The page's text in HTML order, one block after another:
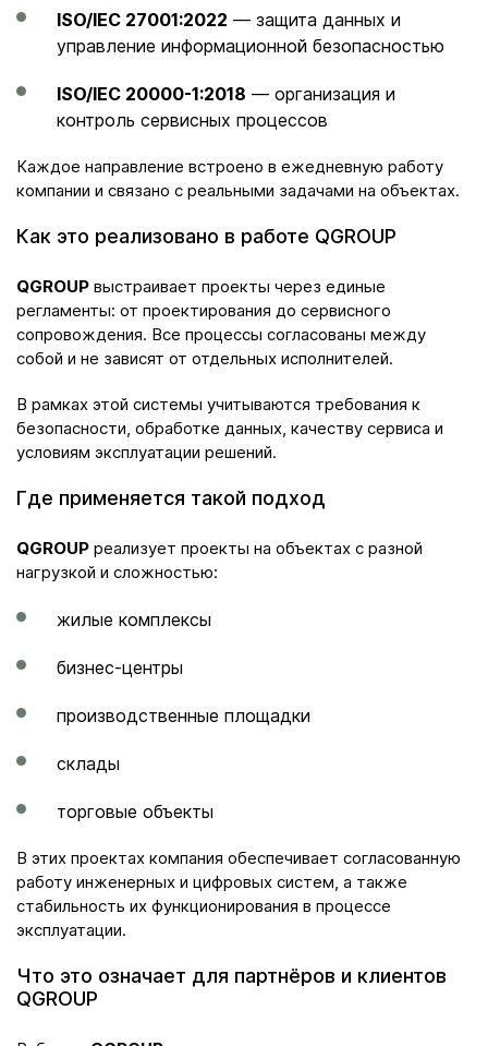
ISO/IEC 27001:2022 — защита данных и
управление информационной безопасностью
ISO/IEC 20000-1:2018 — организация и
контроль сервисных процессов
Каждое направление встроено в ежедневную работу
компании и связано с реальными задачами на объектах.
Как это реализовано в работе QGROUP
QGROUP выстраивает проекты через единые
регламенты: от проектирования до сервисного
сопровождения. Все процессы согласованы между
собой и не зависят от отдельных исполнителей.
В рамках этой системы учитываются требования к
безопасности, обработке данных, качеству сервиса и
условиям эксплуатации решений.
Где применяется такой подход
QGROUP реализует проекты на объектах с разной
нагрузкой и сложностью:
жилые комплексы
бизнес-центры
производственные площадки
склады
торговые объекты
В этих проектах компания обеспечивает согласованную
работу инженерных и цифровых систем, а также
стабильность их функционирования в процессе
эксплуатации.
Что это означает для партнёров и клиентов
QGROUP